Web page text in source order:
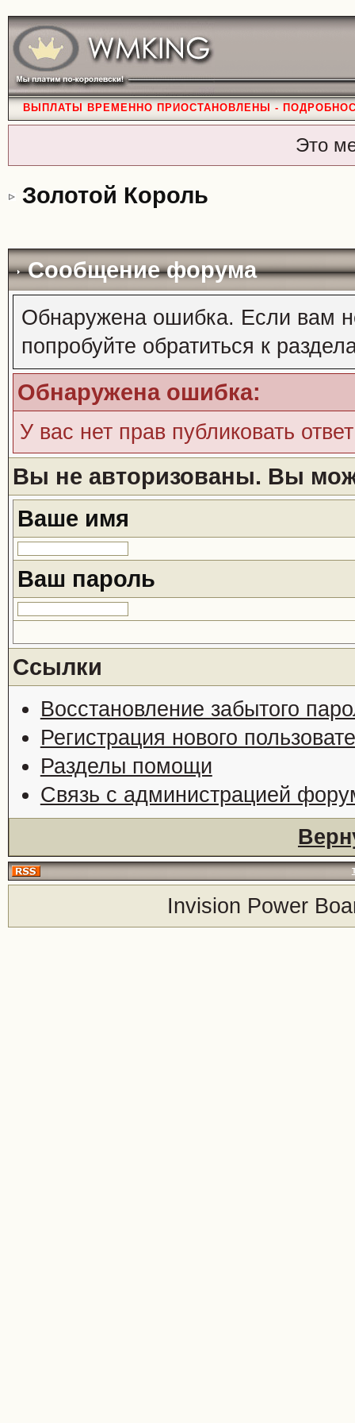
ВЫПЛАТЫ ВРЕМЕННО ПРИОСТАНОВЛЕНЫ -
Это
Золотой Король
Сообщение форума
Обнаружена ошибка. Если вам
попробуйте обратиться к
Обнаружена ошибка:
У вас нет прав публиковать
Вы не авторизованы. Вы
Ваше имя
Ваш пароль
Ссылки
Восстановление забытого
Регистрация нового
Разделы помощи
Связь с администрацией
Invision Power